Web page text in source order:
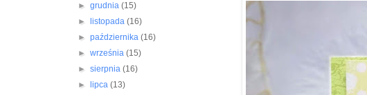
► grudnia (15)
►
listopada (16)
► października (16)
► września (15)
► sierpnia (16)
►
lipca (13)